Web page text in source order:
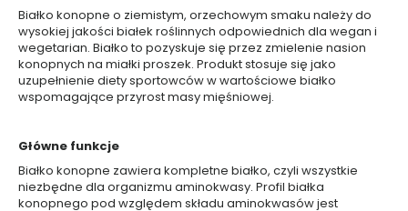
w
a
n
e
s
m
e
t
y
Białko konopne o ziemistym, orzechowym smaku należy do
wysokiej jakości białek roślinnych odpowiednich dla wegan i
wegetarian. Białko to pozyskuje się przez zmielenie nasion
konopnych na miałki proszek. Produkt stosuje się jako
uzupełnienie diety sportowców w wartościowe białko
wspomagające przyrost masy mięśniowej.
Główne funkcje
Białko konopne zawiera kompletne białko, czyli wszystkie
niezbędne dla organizmu aminokwasy. Profil białka
konopnego pod względem składu aminokwasów jest